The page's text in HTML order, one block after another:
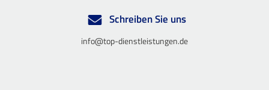
Schreiben Sie uns
info@top-dienstleistungen.de